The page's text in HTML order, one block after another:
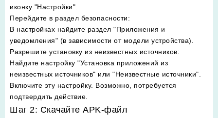
иконку "Настройки".
Перейдите в раздел безопасности:
В настройках найдите раздел "Приложения и
уведомления" (в зависимости от модели устройства).
Разрешите установку из неизвестных источников:
Найдите настройку "Установка приложений из
неизвестных источников" или "Неизвестные источники".
Включите эту настройку. Возможно, потребуется
подтвердить действие.
Шаг 2: Скачайте APK-файл